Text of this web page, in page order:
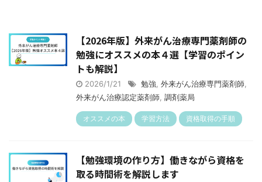
【2026年版】外来がん治療専門薬剤師の
勉強にオススメの本４選【学習のポイン
トも解説】
2026/1/21 勉強 外来がん治療専門薬剤師
外来がん治療認定薬剤師 調剤薬局
オススメの本 学習方法 資格取得の手順
【勉強環境の作り方】働きながら資格を
取る時間術を解説します